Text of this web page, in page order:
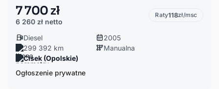
7 700 zł
6 260 zł netto
Raty118zł/msc
Diesel
2005
299 392 km
Manualna
Cisek (Opolskie)
Ogłoszenie prywatne